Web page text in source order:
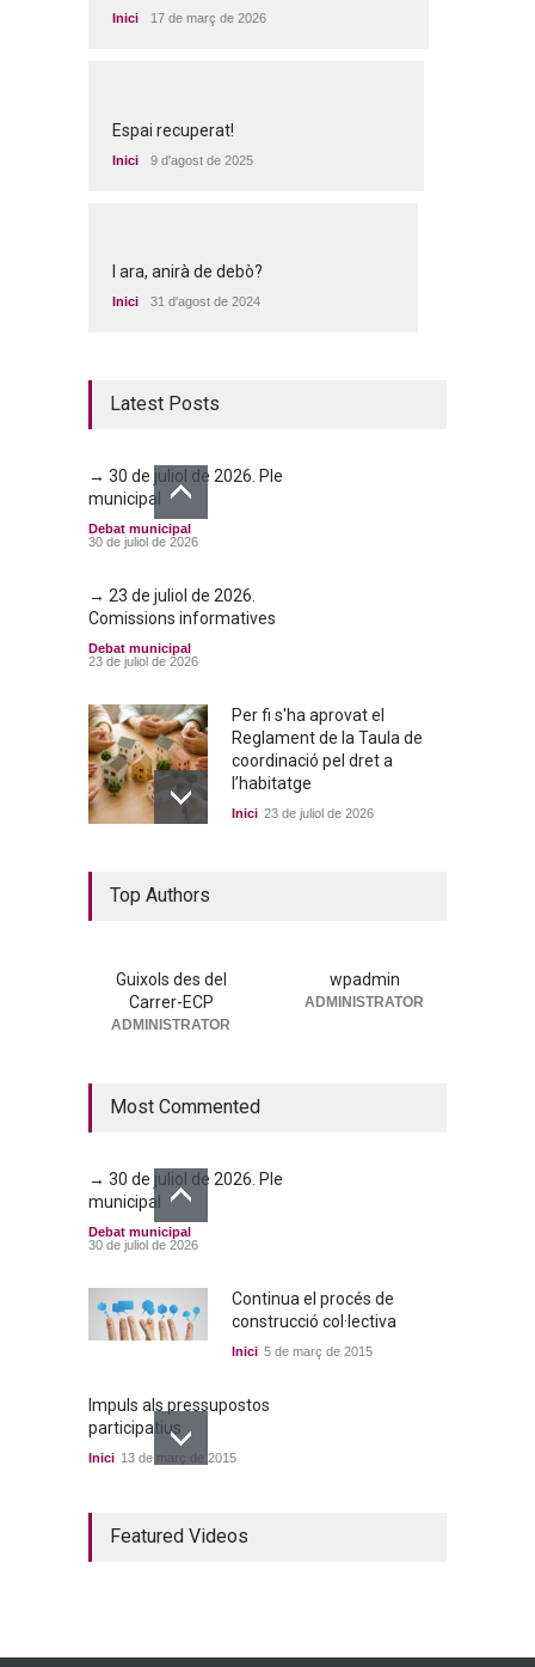
Inici 17 de març de 2026
Espai recuperat!
Inici 9 d'agost de 2025
I ara, anirà de debò?
Inici 31 d'agost de 2024
Latest Posts
→ 30 de juliol de 2026. Ple
municipal
Debat municipal
30 de juliol de 2026
→ 23 de juliol de 2026.
Comissions informatives
Debat municipal
23 de juliol de 2026
Per fi s'ha aprovat el
Reglament de la Taula de
coordinació pel dret a
l’habitatge
Inici 23 de juliol de 2026
→ 25 de juny de 2026. Ple
Top Authors
Guixols des del
Carrer-ECP
ADMINISTRATOR
wpadmin
ADMINISTRATOR
Most Commented
→ 30 de juliol de 2026. Ple
municipal
Debat municipal
30 de juliol de 2026
Continua el procés de
construcció col·lectiva
Inici 5 de març de 2015
Impuls als pressupostos
participatius
Inici 13 de març de 2015
bandes
Featured Videos